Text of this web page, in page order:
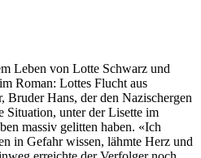
Leben von Lotte Schwarz und
Roman: Lottes Flucht aus
Bruder Hans, der den Nazischergen
Situation, unter der Lisette im
massiv gelitten haben. «Ich
in Gefahr wissen, lähmte Herz und